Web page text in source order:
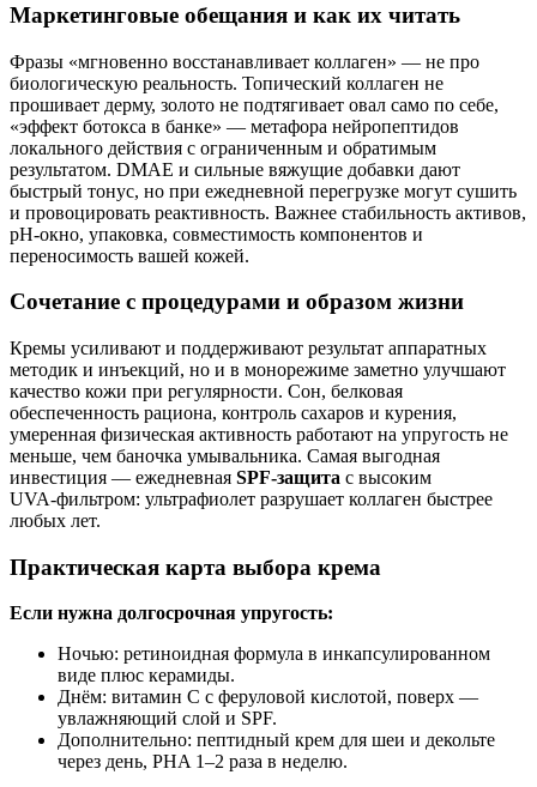
Маркетинговые обещания и как их читать
Фразы «мгновенно восстанавливает коллаген» — не про
биологическую реальность. Топический коллаген не
прошивает дерму, золото не подтягивает овал само по себе,
«эффект ботокса в банке» — метафора нейропептидов
локального действия с ограниченным и обратимым
результатом. DMAE и сильные вяжущие добавки дают
быстрый тонус, но при ежедневной перегрузке могут сушить
и провоцировать реактивность. Важнее стабильность активов,
pH‑окно, упаковка, совместимость компонентов и
переносимость вашей кожей.
Сочетание с процедурами и образом жизни
Кремы усиливают и поддерживают результат аппаратных
методик и инъекций, но и в монорежиме заметно улучшают
качество кожи при регулярности. Сон, белковая
обеспеченность рациона, контроль сахаров и курения,
умеренная физическая активность работают на упругость не
меньше, чем баночка умывальника. Самая выгодная
инвестиция — ежедневная SPF‑защита с высоким
UVA‑фильтром: ультрафиолет разрушает коллаген быстрее
любых лет.
Практическая карта выбора крема
Если нужна долгосрочная упругость:
Ночью: ретиноидная формула в инкапсулированном
виде плюс керамиды.
Днём: витамин С с феруловой кислотой, поверх —
увлажняющий слой и SPF.
Дополнительно: пептидный крем для шеи и декольте
через день, PHA 1–2 раза в неделю.